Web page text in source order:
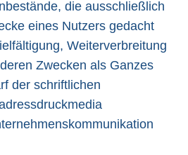
die ausschließlich
eines Nutzers gedacht
Weiterverbreitung
Zwecken als Ganzes
der schriftlichen